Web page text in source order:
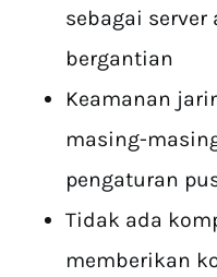
sebagai server
bergantian
Keamanan
masing-
pengaturan
Tidak ada
memberikan